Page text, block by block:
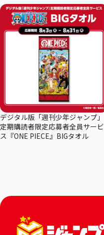
デジタル版「週刊少年ジャンプ」
定期購読者限定応募者全員サービ
ス『ONE PIECE』BIGタオル